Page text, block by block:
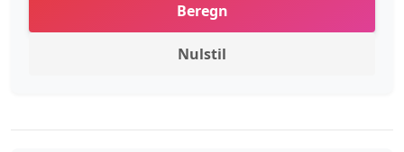
Beregn
Nulstil